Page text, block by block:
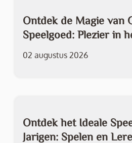
Ontdek de Magie van
Speelgoed: Plezier in
02 augustus 2026
Ontdek het Ideale
Jarigen: Spelen en